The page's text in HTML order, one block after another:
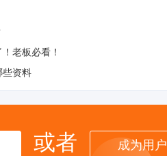
老板必看！
些资料
或者 成为用户